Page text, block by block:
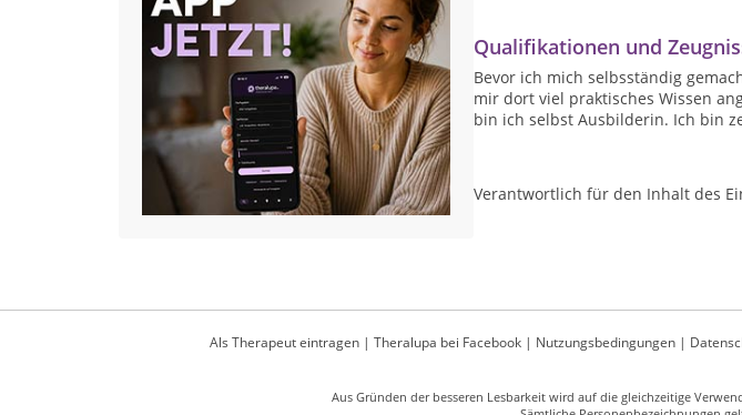
Qualifikationen und
Bevor ich mich selbsständig
mir dort viel praktisches Wissen
bin ich selbst Ausbilderin. Ich bin
Verantwortlich für den Inhalt des
Als Therapeut eintragen| Theralupa bei Facebook| Nutzungsbedingungen|
Aus Gründen der besseren Lesbarkeit wird auf die gleichzeitige